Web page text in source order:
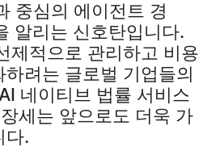
중심의 에이전트 경
알리는 신호탄입니다.
제적으로 관리하고 비용
려는 글로벌 기업들의
네이티브 법률 서비스
장세는 앞으로도 더욱 가
다.